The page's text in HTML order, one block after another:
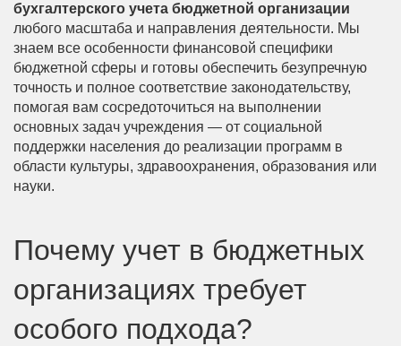
бухгалтерского учета бюджетной организации
любого масштаба и направления деятельности. Мы
знаем все особенности финансовой специфики
бюджетной сферы и готовы обеспечить безупречную
точность и полное соответствие законодательству,
помогая вам сосредоточиться на выполнении
основных задач учреждения — от социальной
поддержки населения до реализации программ в
области культуры, здравоохранения, образования или
науки.
Почему учет в бюджетных
организациях требует
особого подхода?